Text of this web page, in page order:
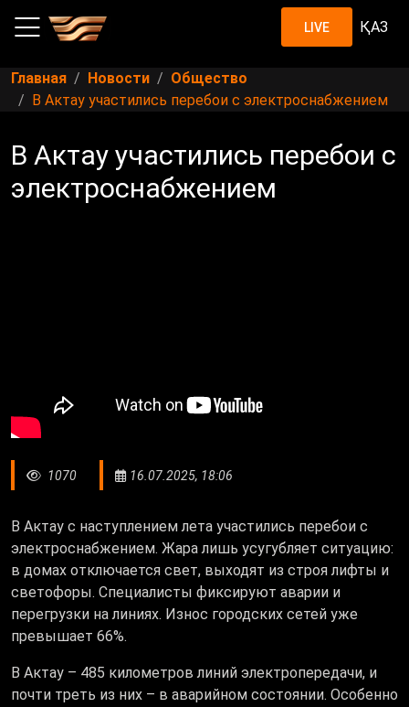
LIVE ҚАЗ
Главная Новости
Общество
В Актау участились перебои с электроснабжением
В Актау участились перебои с
электроснабжением
1070 16.07.2025, 18:06
В Актау с наступлением лета участились перебои с
электроснабжением. Жара лишь усугубляет ситуацию:
в домах отключается свет, выходят из строя лифты и
светофоры. Специалисты фиксируют аварии и
перегрузки на линиях. Износ городских сетей уже
превышает 66%.
В Актау – 485 километров линий электропередачи, и
почти треть из них – в аварийном состоянии. Особенно